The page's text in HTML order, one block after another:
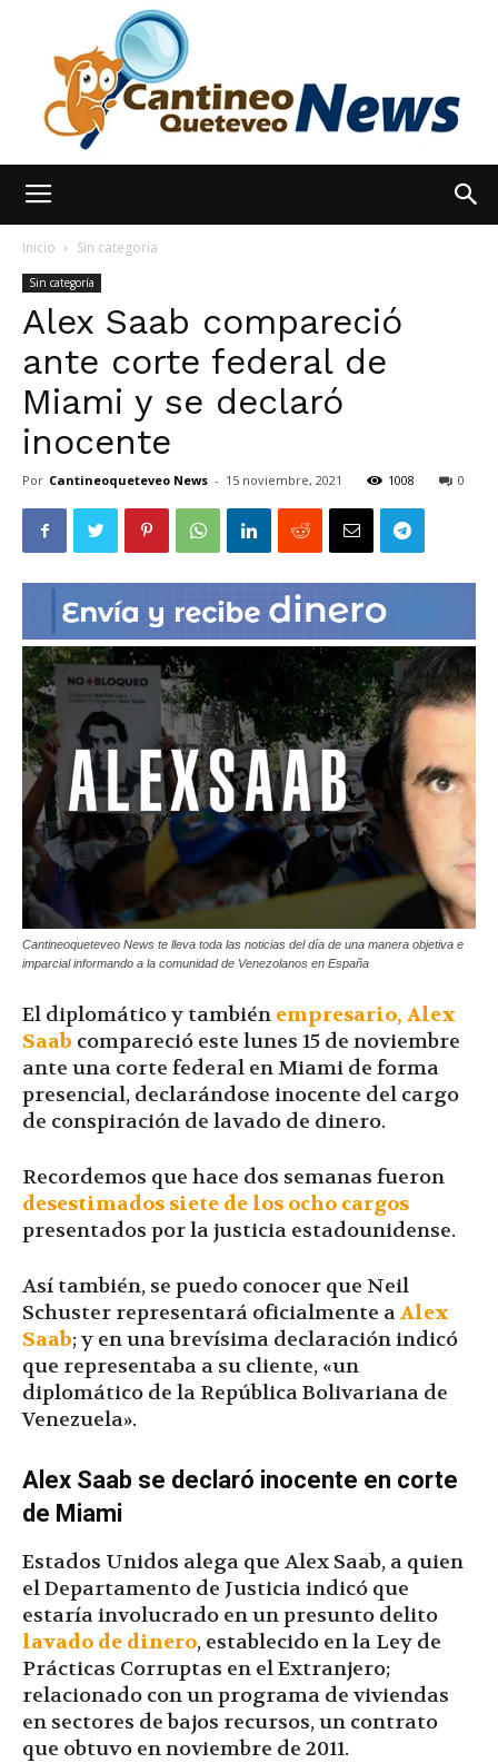
Noticias
hoy
|
Ultima
Hora
|
Inicio Sin categoría
Sin categoría
Alex Saab compareció
ante corte federal de
Miami y se declaró
inocente
Por Cantineoqueteveo News - 15 noviembre, 2021 1008 0
Cantineoqueteveo News te lleva toda las noticias del día de una manera objetiva e
imparcial informando a la comunidad de Venezolanos en España
El diplomático y también empresario, Alex
Saab compareció este lunes 15 de noviembre
ante una corte federal en Miami de forma
presencial, declarándose inocente del cargo
de conspiración de lavado de dinero.
Recordemos que hace dos semanas fueron
desestimados siete de los ocho cargos
presentados por la justicia estadounidense.
Así también, se puedo conocer que Neil
Schuster representará oficialmente aAlex
Saab; y en una brevísima declaración indicó
que representaba a su cliente, «un
diplomático de la República Bolivariana de
Venezuela».
Alex Saab se declaró inocente en corte
de Miami
Estados Unidos alega que Alex Saab, a quien
el Departamento de Justicia indicó que
estaría involucrado en un presunto delito
lavado de dinero, establecido en la Ley de
Prácticas Corruptas en el Extranjero;
relacionado con un programa de viviendas
en sectores de bajos recursos, un contrato
que obtuvo en noviembre de 2011.